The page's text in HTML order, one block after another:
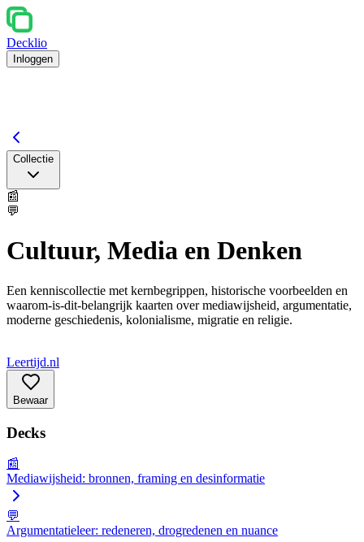
Decklio
Inloggen
Collectie
📰
💬
Cultuur, Media en Denken
Een kenniscollectie met kernbegrippen, historische voorbeelden en
waarom-is-dit-belangrijk kaarten over mediawijsheid, argumentatie,
moderne geschiedenis, kolonialisme, migratie en religie.
Leertijd.nl
Bewaar
Decks
📰
Mediawijsheid: bronnen, framing en desinformatie
💬
Argumentatieleer: redeneren, drogredenen en nuance